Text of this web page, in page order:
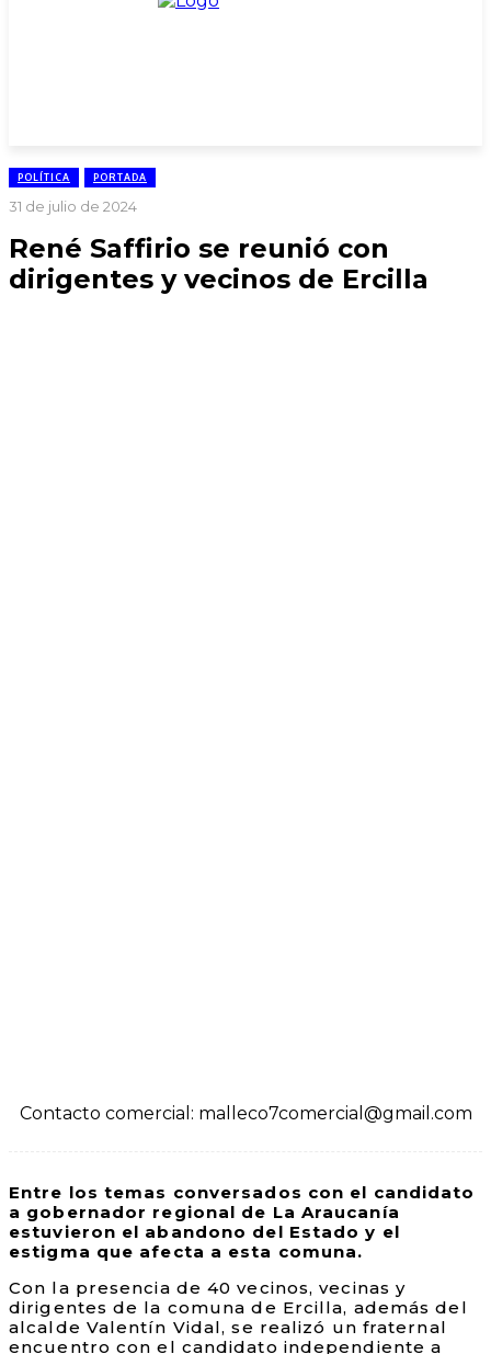
POLÍTICA PORTADA
31 de julio de 2024
René Saffirio se reunió con
dirigentes y vecinos de Ercilla
Contacto comercial: malleco7comercial@gmail.com
Entre los temas conversados con el candidato
a gobernador regional de La Araucanía
estuvieron el abandono del Estado y el
estigma que afecta a esta comuna.
Con la presencia de 40 vecinos, vecinas y
dirigentes de la comuna de Ercilla, además del
alcalde Valentín Vidal, se realizó un fraternal
encuentro con el candidato independiente a